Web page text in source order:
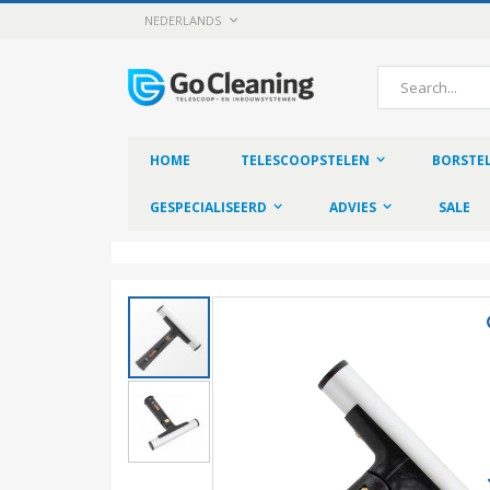
SkipLANGUAGE
NEDERLANDS
Search
HOME TELESCOOPSTELEN
GESPECIALISEERD ADVIES SALE
Skip
end
of
the
images
gallery